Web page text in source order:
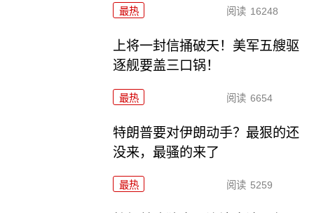
最热 阅读 16248
上将一封信捅破天！美军五艘驱
逐舰要盖三口锅！
最热 阅读 6654
特朗普要对伊朗动手？最狠的还
没来，最骚的来了
最热 阅读 5259